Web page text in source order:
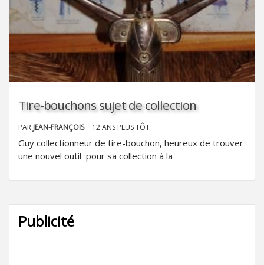
Tire-bouchons sujet de collection
PAR JEAN-FRANÇOIS 12 ANS PLUS TÔT
Guy collectionneur de tire-bouchon, heureux de trouver
une nouvel outil pour sa collection à la
Publicité